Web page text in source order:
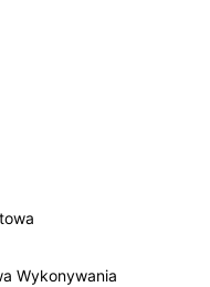
Wykonywania